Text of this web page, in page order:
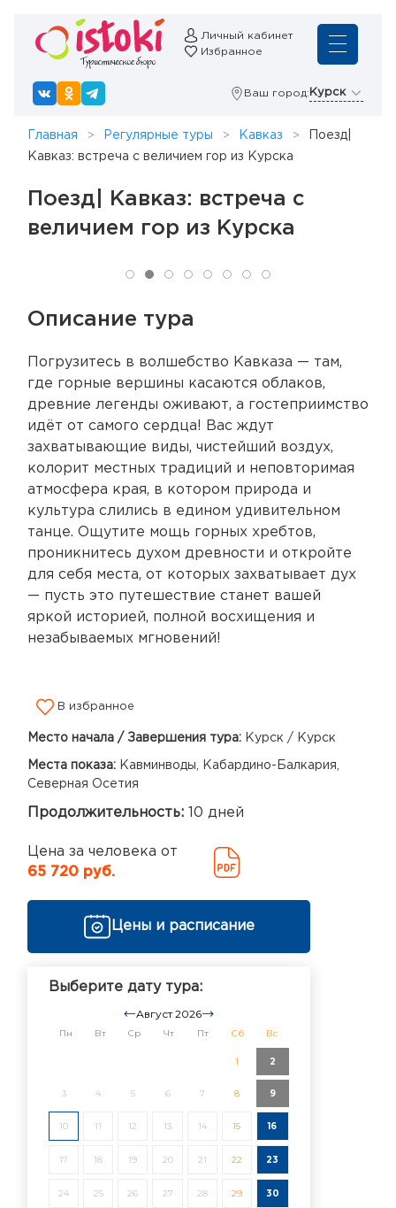
Личный кабинет
Избранное
Ваш город: Курск
Главная Регулярные туры Кавказ
Поезд|
Кавказ: встреча с величием гор из Курска
Поезд| Кавказ: встреча с
величием гор из Курска
Описание тура
Погрузитесь в волшебство Кавказа — там,
где горные вершины касаются облаков,
древние легенды оживают, а гостеприимство
идёт от самого сердца! Вас ждут
захватывающие виды, чистейший воздух,
колорит местных традиций и неповторимая
атмосфера края, в котором природа и
культура слились в едином удивительном
танце. Ощутите мощь горных хребтов,
проникнитесь духом древности и откройте
для себя места, от которых захватывает дух
— пусть это путешествие станет вашей
яркой историей, полной восхищения и
незабываемых мгновений!
В избранное
Место начала / Завершения тура: Курск / Курск
Места показа: Кавминводы, Кабардино-Балкария,
Северная Осетия
Продолжительность: 10 дней
Цена за человека от
65 720 руб.
Цены и расписание
Выберите дату тура:
Август 2026
Пн Вт Ср Чт Пт Сб Вс
1 2
3 4 5 6 7 8 9
10 11 12 13 14 15 16
17 18 19 20 21 22 23
24 25 26 27 28 29 30